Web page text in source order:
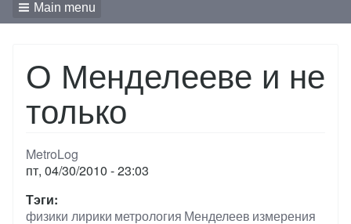
Main menu
О Менделееве и не
только
MetroLog
пт, 04/30/2010 - 23:03
Тэги
физики лирики метрология Менделеев измерения